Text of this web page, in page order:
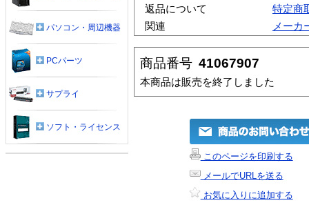
返品について
特定商
関連
メーカ
商品番号 41067907
本商品は販売を終了しました
このページを印刷する
メールでURLを送る
お気に入りに追加する
パソコン・周辺機器
PCパーツ
サプライ
ソフト・ライセンス